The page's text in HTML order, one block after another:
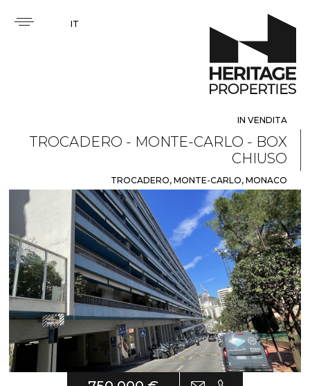
IT
IN VENDITA
TROCADERO - MONTE-CARLO - BOX
CHIUSO
TROCADERO, MONTE-CARLO, MONACO